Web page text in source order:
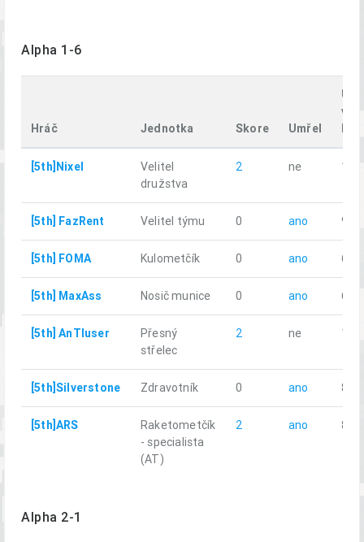
Alpha 1-6
Hráč Jednotka Skore Umřel
km
[5th]Nixel
Velitel
družstva
2 ne
[5th] FazRent Velitel týmu 0 ano 9.61
[5th] FOMA Kulometčík 0 ano 6.97
[5th] MaxAss Nosič munice 0 ano 6.91
[5th] AnTIuser
Přesný
střelec
2 ne
[5th]Silverstone Zdravotník 0 ano 8.05
[5th]ARS
Raketometčík
- specialista
(AT)
2 ano 8.36
Alpha 2-1